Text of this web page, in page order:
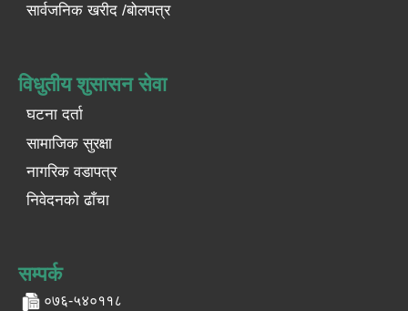
सार्वजनिक खरीद /बोलपत्र
विधुतीय शुसासन सेवा
घटना दर्ता
सामाजिक सुरक्षा
नागरिक वडापत्र
निवेदनको ढाँचा
सम्पर्क
०७६-५४०११८